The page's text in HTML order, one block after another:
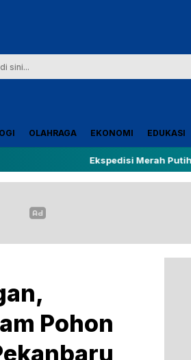
OLAHRAGA EKONOMI EDUKASI
Ekspedisi Merah Putih Presisi
Pohon